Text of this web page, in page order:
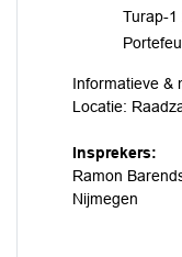
Turap-1
Informatieve &
Locatie:
Insprekers:
Ramon
Nijmegen